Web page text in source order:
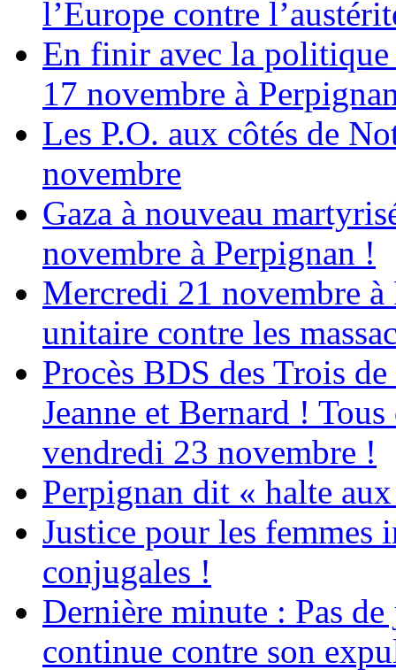
l’Europe contre
En finir avec la politique
17 novembre à
Les P.O. aux côtés de
novembre
Gaza à nouveau
novembre à Perpignan !
Mercredi 21 novembre à
unitaire contre les
Procès BDS des Trois
Jeanne et Bernard !
vendredi 23 novembre !
Perpignan dit « halte
Justice pour les femmes
conjugales !
Dernière minute : Pas
continue contre son